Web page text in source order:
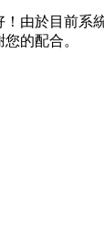
！由於目前系
的配合。